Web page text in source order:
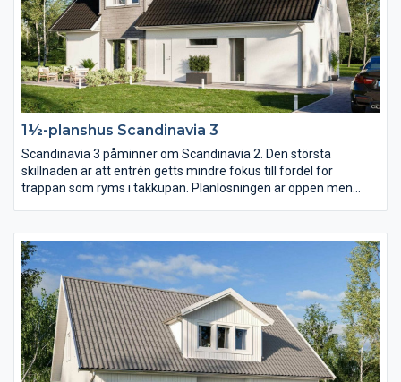
1½-planshus Scandinavia 3
Scandinavia 3 påminner om Scandinavia 2. Den största
skillnaden är att entrén getts mindre fokus till fördel för
trappan som ryms i takkupan. Planlösningen är öppen men
så stor.